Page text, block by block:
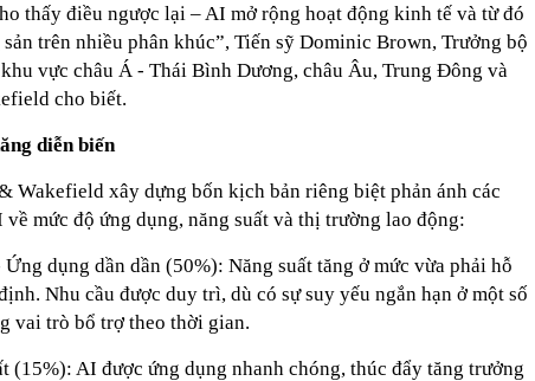
thấy điều ngược lại – AI mở rộng hoạt động kinh tế và từ đó
trên nhiều phân khúc”, Tiến sỹ Dominic Brown, Trưởng bộ
vực châu Á - Thái Bình Dương, châu Âu, Trung Đông và
cho biết.
diễn biến
Wakefield xây dựng bốn kịch bản riêng biệt phản ánh các
mức độ ứng dụng, năng suất và thị trường lao động:
dụng dần dần (50%): Năng suất tăng ở mức vừa phải hỗ
Nhu cầu được duy trì, dù có sự suy yếu ngắn hạn ở một số
vai trò bổ trợ theo thời gian.
(15%): AI được ứng dụng nhanh chóng, thúc đẩy tăng trưởng